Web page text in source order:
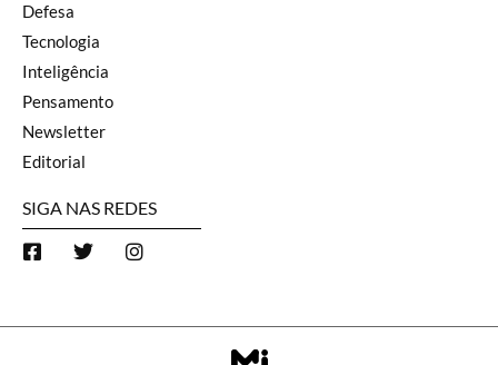
Defesa
Tecnologia
Inteligência
Pensamento
Newsletter
Editorial
SIGA NAS REDES